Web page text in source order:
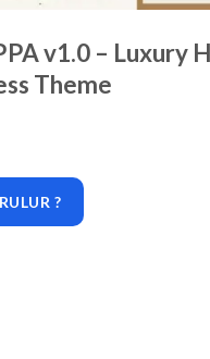
v1.0 – Luxury
Theme
?